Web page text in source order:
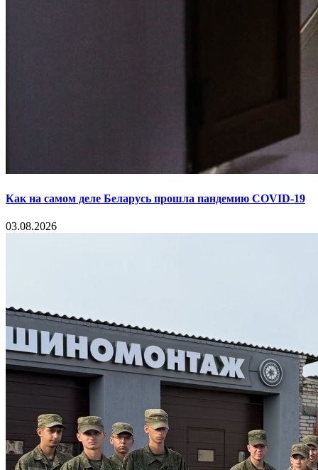
Как на самом деле Беларусь прошла пандемию COVID-19
03.08.2026